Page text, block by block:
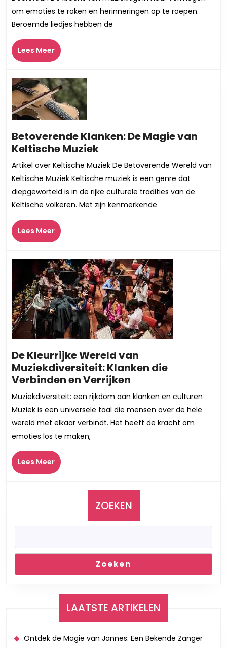
Magie
van
Beroemde
om emoties te raken en herinneringen op te roepen.
Beroemde liedjes hebben de
Lees MeerLees
Meer
Betoverende Klanken: De Magie van
Keltische MuziekBetoverende
Klanken:
De
Magie
van
Keltische
Artikel over Keltische Muziek De Betoverende Wereld van
Keltische Muziek Keltische muziek is een genre dat
diepgeworteld is in de rijke culturele tradities van de
Keltische volkeren. Met zijn kenmerkende
Lees MeerLees
Meer
De Kleurrijke Wereld van
Muziekdiversiteit: Klanken die
Verbinden en Verrijken
Kleurrijke
Wereld
van
Muziekdiversiteit:
Verrijken
Muziekdiversiteit: een rijkdom aan klanken en culturen
Muziek is een universele taal die mensen over de hele
wereld met elkaar verbindt. Het heeft de kracht om
emoties los te maken,
Lees MeerLees
Meer
ZOEKEN
Zoeken
LAATSTE ARTIKELEN
Ontdek de Magie van Jannes: Een Bekende Zanger